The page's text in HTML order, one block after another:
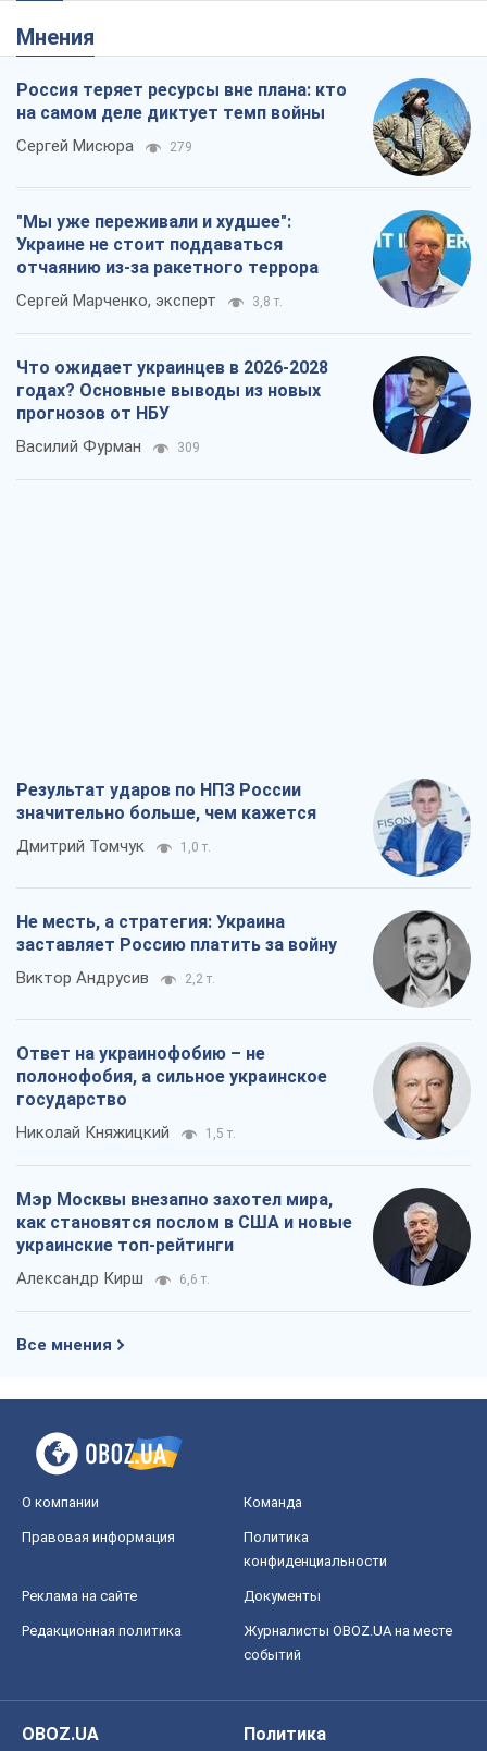
Мнения
Россия теряет ресурсы вне плана: кто
на самом деле диктует темп войны
Сергей Мисюра 279
"Мы уже переживали и худшее":
Украине не стоит поддаваться
отчаянию из-за ракетного террора
Сергей Марченко, эксперт 3,8 т.
Что ожидает украинцев в 2026-2028
годах? Основные выводы из новых
прогнозов от НБУ
Василий Фурман 309
Результат ударов по НПЗ России
значительно больше, чем кажется
Дмитрий Томчук 1,0 т.
Не месть, а стратегия: Украина
заставляет Россию платить за войну
Виктор Андрусив 2,2 т.
Ответ на украинофобию – не
полонофобия, а сильное украинское
государство
Николай Княжицкий 1,5 т.
Мэр Москвы внезапно захотел мира,
как становятся послом в США и новые
украинские топ-рейтинги
Александр Кирш 6,6 т.
Все мнения
О компании Команда
Правовая информация
Политика
конфиденциальности
Реклама на сайте Документы
Редакционная политика
Журналисты OBOZ.UA на месте
событий
OBOZ.UA
Политика